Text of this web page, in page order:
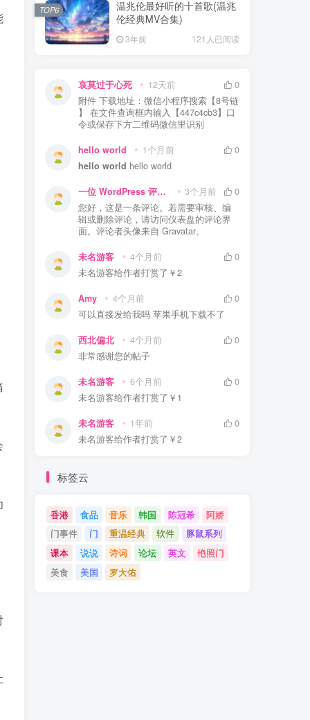
温兆伦最好听的十首歌(温兆
伦经典MV合集)
3年前 121人已阅读
TOP6
哀莫过于心死 12天前
0
附件 下载地址：微信小程序搜索【8号链
】 在文件查询框内输入【447c4cb3】口
令或保存下方二维码微信里识别
hello world 1个月前
0
hello world hello world
一位 WordPress 评论者 3个月前
0
您好，这是一条评论。若需要审核、编
辑或删除评论，请访问仪表盘的评论界
面。评论者头像来自 Gravatar。
未名游客 4个月前
0
未名游客给作者打赏了 ￥2
Amy 4个月前
0
可以直接发给我吗 苹果手机下载不了
西北偏北 4个月前
0
非常感谢您的帖子
未名游客 6个月前
0
未名游客给作者打赏了 ￥1
未名游客 1年前
0
未名游客给作者打赏了 ￥2
标签云
香港 食品 音乐 韩国 陈冠希
阿娇
门事件
门 重温经典 软件
豚鼠系列
课本
说说 诗词 论坛 英文
艳照门
美食
美国 罗大佑